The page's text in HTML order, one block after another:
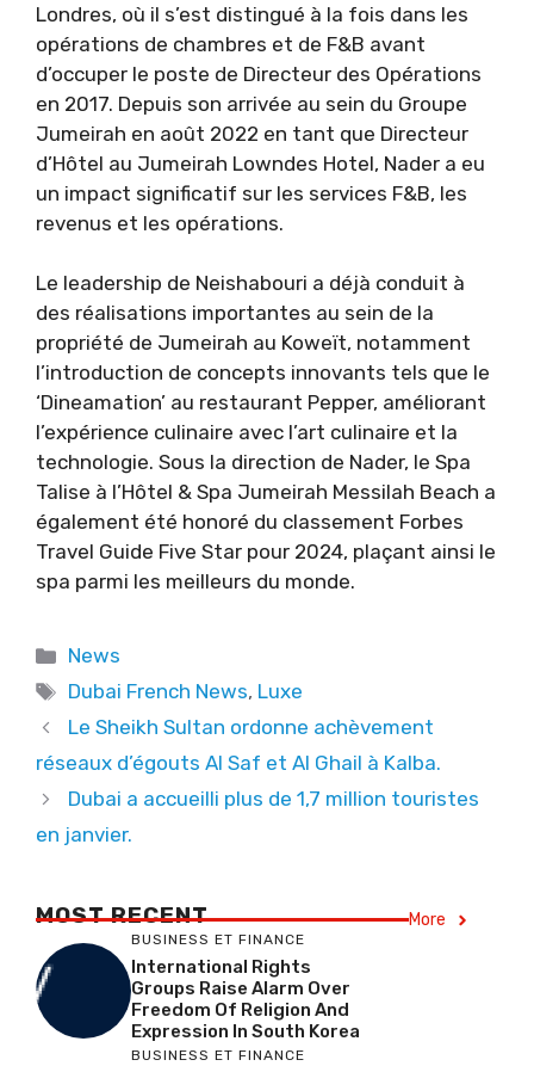
Londres, où il s’est distingué à la fois dans les
opérations de chambres et de F&B avant
d’occuper le poste de Directeur des Opérations
en 2017. Depuis son arrivée au sein du Groupe
Jumeirah en août 2022 en tant que Directeur
d’Hôtel au Jumeirah Lowndes Hotel, Nader a eu
un impact significatif sur les services F&B, les
revenus et les opérations.
Le leadership de Neishabouri a déjà conduit à
des réalisations importantes au sein de la
propriété de Jumeirah au Koweït, notamment
l’introduction de concepts innovants tels que le
‘Dineamation’ au restaurant Pepper, améliorant
l’expérience culinaire avec l’art culinaire et la
technologie. Sous la direction de Nader, le Spa
Talise à l’Hôtel & Spa Jumeirah Messilah Beach a
également été honoré du classement Forbes
Travel Guide Five Star pour 2024, plaçant ainsi le
spa parmi les meilleurs du monde.
Categories
News
Tags
Dubai French News, Luxe
Le Sheikh Sultan ordonne achèvement
réseaux d’égouts Al Saf et Al Ghail à Kalba.
Dubai a accueilli plus de 1,7 million touristes
en janvier.
MOST RECENT More
BUSINESS ET FINANCE
International Rights
Groups Raise Alarm Over
Freedom Of Religion And
Expression In South Korea
BUSINESS ET FINANCE